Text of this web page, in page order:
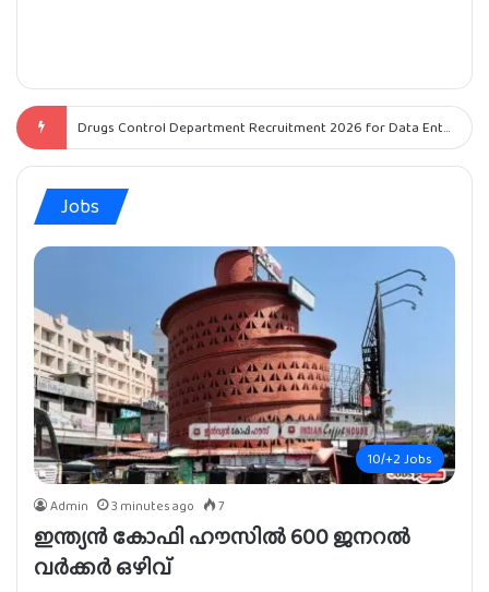
Institute of Advanced Virology (IAV) Notification 2026 for Accountant & Office Assistant (OA)
Jobs
10/+2 Jobs
Admin 3 minutes ago 7
ഇന്ത്യൻ കോഫി ഹൗസിൽ 600 ജനറൽ
വർക്കർ ഒഴിവ്